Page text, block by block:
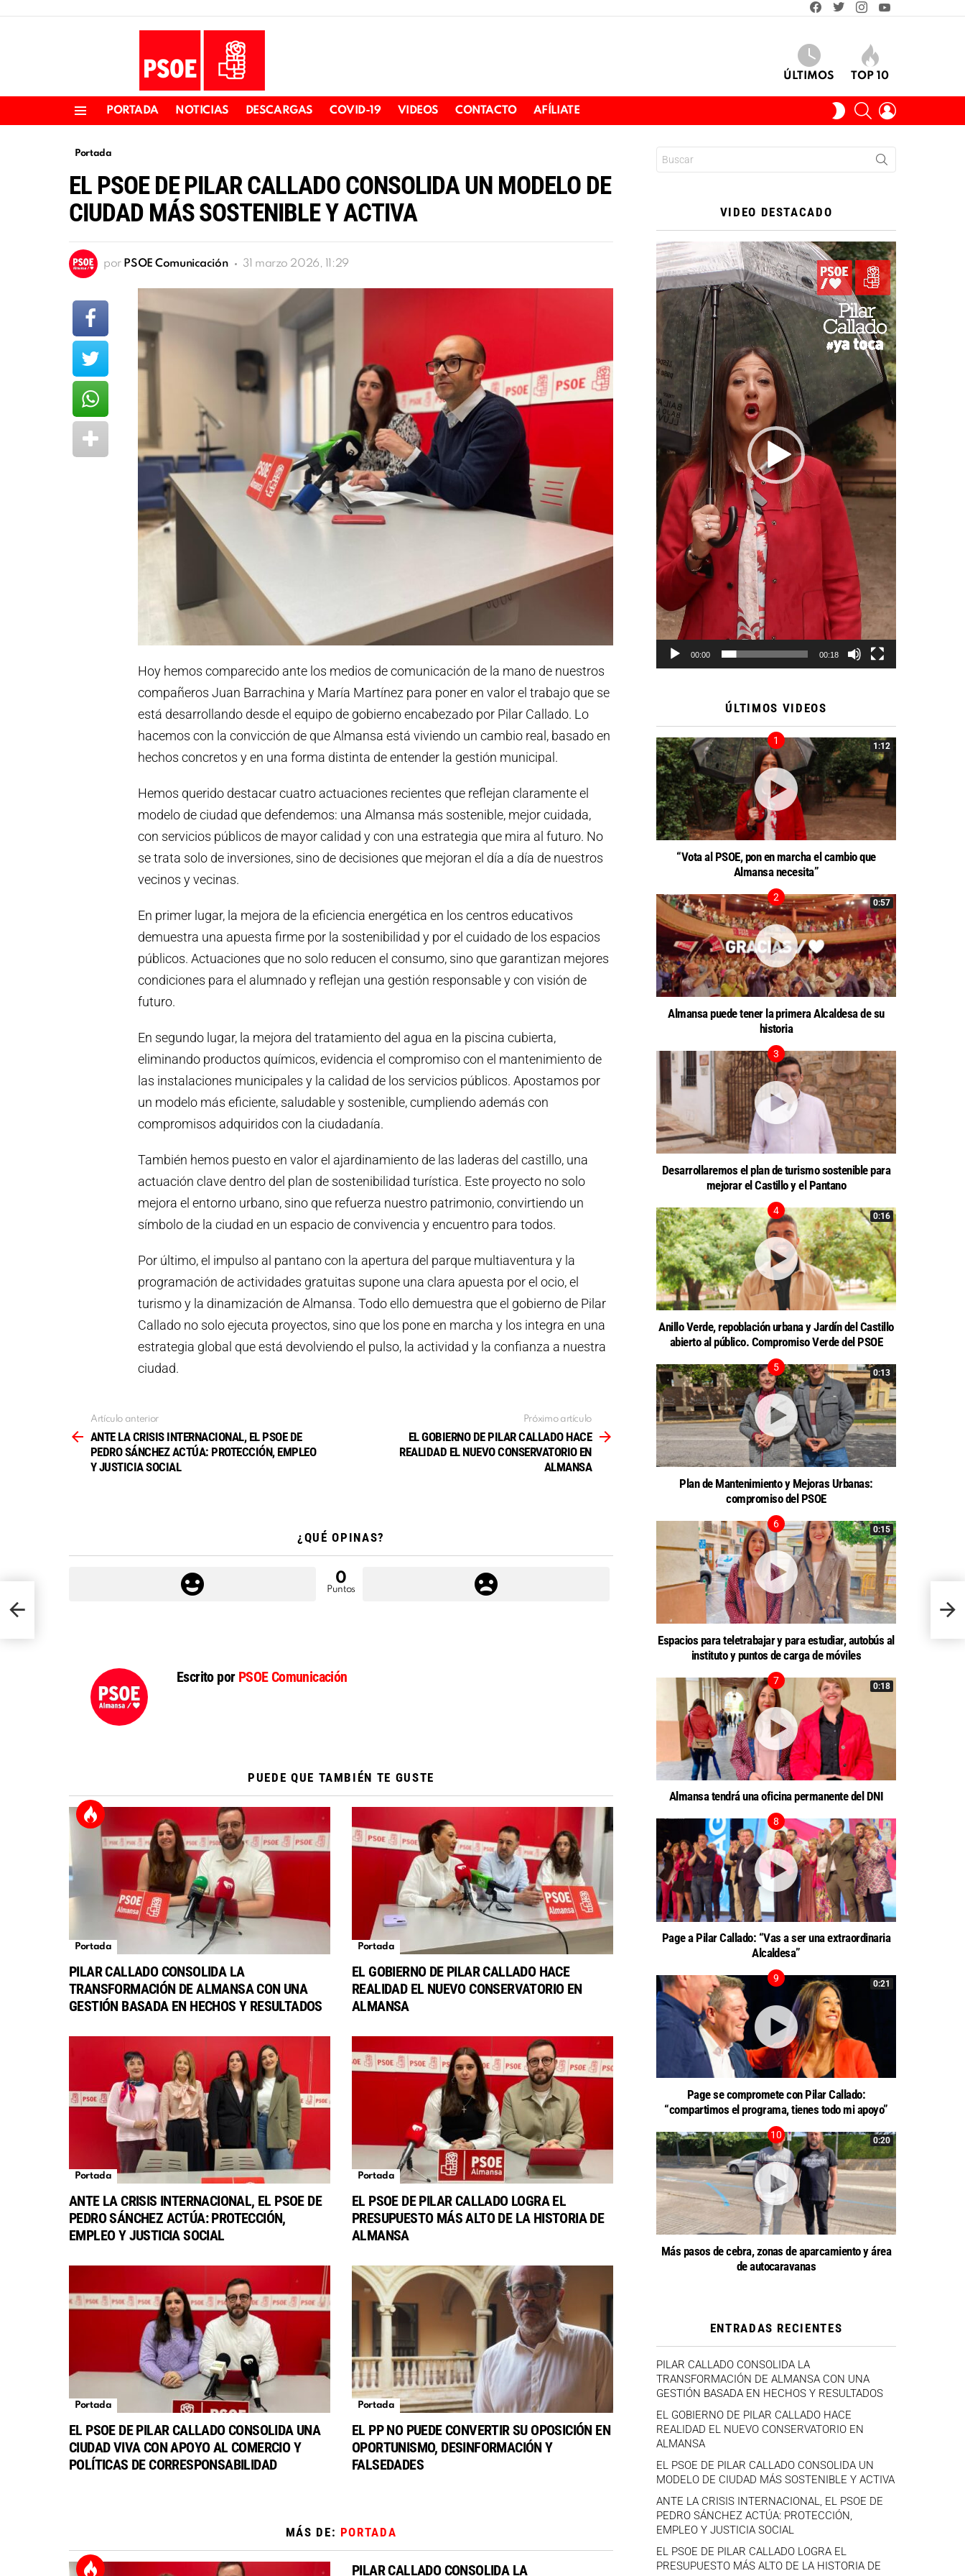
ÚLTIMOS TOP 10
PORTADA NOTICIAS DESCARGAS COVID-19 VIDEOS CONTACTO AFÍLIATE
SWITCH
SKIN
BUSCAR
Portada
EL PSOE DE PILAR CALLADO CONSOLIDA UN MODELO DE
CIUDAD MÁS SOSTENIBLE Y ACTIVA
por PSOE Comunicación 31 marzo 2026, 11:29
Hoy hemos comparecido ante los medios de comunicación de la mano de nuestros
compañeros Juan Barrachina y María Martínez para poner en valor el trabajo que se
está desarrollando desde el equipo de gobierno encabezado por Pilar Callado. Lo
hacemos con la convicción de que Almansa está viviendo un cambio real, basado en
hechos concretos y en una forma distinta de entender la gestión municipal.
Hemos querido destacar cuatro actuaciones recientes que reflejan claramente el
modelo de ciudad que defendemos: una Almansa más sostenible, mejor cuidada,
con servicios públicos de mayor calidad y con una estrategia que mira al futuro. No
se trata solo de inversiones, sino de decisiones que mejoran el día a día de nuestros
vecinos y vecinas.
En primer lugar, la mejora de la eficiencia energética en los centros educativos
demuestra una apuesta firme por la sostenibilidad y por el cuidado de los espacios
públicos. Actuaciones que no solo reducen el consumo, sino que garantizan mejores
condiciones para el alumnado y reflejan una gestión responsable y con visión de
futuro.
En segundo lugar, la mejora del tratamiento del agua en la piscina cubierta,
eliminando productos químicos, evidencia el compromiso con el mantenimiento de
las instalaciones municipales y la calidad de los servicios públicos. Apostamos por
un modelo más eficiente, saludable y sostenible, cumpliendo además con
compromisos adquiridos con la ciudadanía.
También hemos puesto en valor el ajardinamiento de las laderas del castillo, una
actuación clave dentro del plan de sostenibilidad turística. Este proyecto no solo
mejora el entorno urbano, sino que refuerza nuestro patrimonio, convirtiendo un
símbolo de la ciudad en un espacio de convivencia y encuentro para todos.
Por último, el impulso al pantano con la apertura del parque multiaventura y la
programación de actividades gratuitas supone una clara apuesta por el ocio, el
turismo y la dinamización de Almansa. Todo ello demuestra que el gobierno de Pilar
Callado no solo ejecuta proyectos, sino que los pone en marcha y los integra en una
estrategia global que está devolviendo el pulso, la actividad y la confianza a nuestra
ciudad.
más
Artículo anterior
ANTE LA CRISIS INTERNACIONAL, EL PSOE DE
PEDRO SÁNCHEZ ACTÚA: PROTECCIÓN, EMPLEO
Y JUSTICIA SOCIAL
Próximo artículo
EL GOBIERNO DE PILAR CALLADO HACE
REALIDAD EL NUEVO CONSERVATORIO EN
ALMANSA
¿QUÉ OPINAS?
0
Puntos
Escrito por PSOE Comunicación
PUEDE QUE TAMBIÉN TE GUSTE
Portada
PILAR CALLADO CONSOLIDA LA
TRANSFORMACIÓN DE ALMANSA CON UNA
GESTIÓN BASADA EN HECHOS Y RESULTADOS
Portada
EL GOBIERNO DE PILAR CALLADO HACE
REALIDAD EL NUEVO CONSERVATORIO EN
ALMANSA
Portada
ANTE LA CRISIS INTERNACIONAL, EL PSOE DE
PEDRO SÁNCHEZ ACTÚA: PROTECCIÓN,
EMPLEO Y JUSTICIA SOCIAL
Portada
EL PSOE DE PILAR CALLADO LOGRA EL
PRESUPUESTO MÁS ALTO DE LA HISTORIA DE
ALMANSA
Portada
EL PSOE DE PILAR CALLADO CONSOLIDA UNA
CIUDAD VIVA CON APOYO AL COMERCIO Y
POLÍTICAS DE CORRESPONSABILIDAD
Portada
EL PP NO PUEDE CONVERTIR SU OPOSICIÓN EN
OPORTUNISMO, DESINFORMACIÓN Y
FALSEDADES
MÁS DE: PORTADA
PILAR CALLADO CONSOLIDA LA
Y
EL
EL
VIDEO DESTACADO
Reproductor
de
vídeo
00:00 00:18
ÚLTIMOS VIDEOS
1:12
“Vota al PSOE, pon en marcha el cambio que
Almansa necesita”
0:57
Almansa puede tener la primera Alcaldesa de su
historia
Desarrollaremos el plan de turismo sostenible para
mejorar el Castillo y el Pantano
0:16
Anillo Verde, repoblación urbana y Jardín del Castillo
abierto al público. Compromiso Verde del PSOE
0:13
Plan de Mantenimiento y Mejoras Urbanas:
compromiso del PSOE
0:15
Espacios para teletrabajar y para estudiar, autobús al
instituto y puntos de carga de móviles
0:18
Almansa tendrá una oficina permanente del DNI
Page a Pilar Callado: “Vas a ser una extraordinaria
Alcaldesa”
0:21
Page se compromete con Pilar Callado:
“compartimos el programa, tienes todo mi apoyo”
0:20
Más pasos de cebra, zonas de aparcamiento y área
de autocaravanas
ENTRADAS RECIENTES
PILAR CALLADO CONSOLIDA LA
TRANSFORMACIÓN DE ALMANSA CON UNA
GESTIÓN BASADA EN HECHOS Y RESULTADOS
EL GOBIERNO DE PILAR CALLADO HACE
REALIDAD EL NUEVO CONSERVATORIO EN
ALMANSA
EL PSOE DE PILAR CALLADO CONSOLIDA UN
MODELO DE CIUDAD MÁS SOSTENIBLE Y ACTIVA
ANTE LA CRISIS INTERNACIONAL, EL PSOE DE
PEDRO SÁNCHEZ ACTÚA: PROTECCIÓN,
EMPLEO Y JUSTICIA SOCIAL
EL PSOE DE PILAR CALLADO LOGRA EL
PRESUPUESTO MÁS ALTO DE LA HISTORIA DE